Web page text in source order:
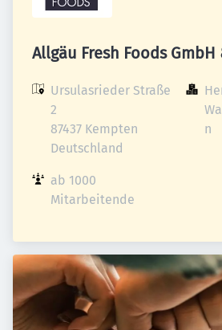
Allgäu Fresh Foods GmbH
Ursulasrieder Straße
2
87437 Kempten
Deutschland
n
ab 1000
Mitarbeitende